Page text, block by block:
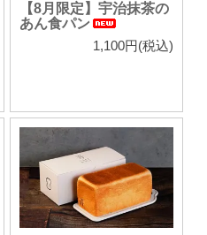
【8月限定】宇治抹茶の
あん食パン
1,100円(税込)